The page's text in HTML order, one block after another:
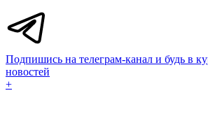
Подпишись на телеграм-канал и будь в
новостей
+